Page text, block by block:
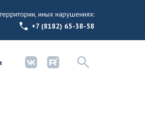
иных нарушениях:
+7 (8182) 65-38-58